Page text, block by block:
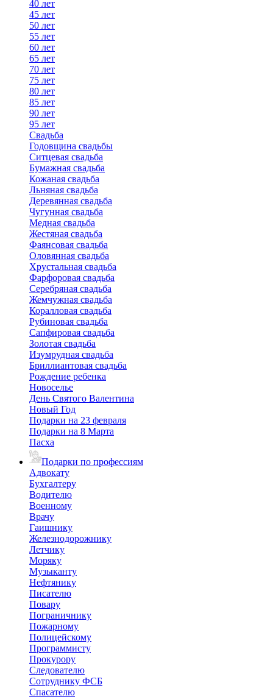
40 лет
45 лет
50 лет
55 лет
60 лет
65 лет
70 лет
75 лет
80 лет
85 лет
90 лет
95 лет
Свадьба
Годовщина свадьбы
Ситцевая свадьба
Бумажная свадьба
Кожаная свадьба
Льняная свадьба
Деревянная свадьба
Чугунная свадьба
Медная свадьба
Жестяная свадьба
Фаянсовая свадьба
Оловянная свадьба
Хрустальная свадьба
Фарфоровая свадьба
Серебряная свадьба
Жемчужная свадьба
Коралловая свадьба
Рубиновая свадьба
Сапфировая свадьба
Золотая свадьба
Изумрудная свадьба
Бриллиантовая свадьба
Рождение ребенка
Новоселье
День Святого Валентина
Новый Год
Подарки на 23 февраля
Подарки на 8 Марта
Пасха
Подарки по профессиям
Адвокату
Бухгалтеру
Водителю
Военному
Врачу
Гаишнику
Железнодорожнику
Летчику
Моряку
Музыканту
Нефтянику
Писателю
Повару
Пограничнику
Пожарному
Полицейскому
Программисту
Прокурору
Следователю
Сотруднику ФСБ
Спасателю